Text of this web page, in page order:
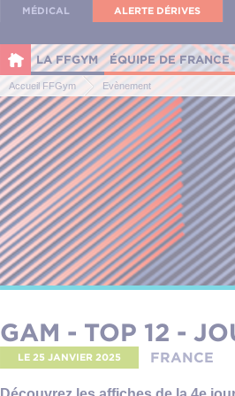
MÉDICAL ALERTE DÉRIVES
LA FFGYM ÉQUIPE DE FRANCE
Accueil FFGym Evènement
GAM - TOP 12 -
LE 25 JANVIER 2025 FRANCE